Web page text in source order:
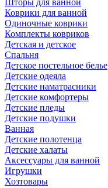
Шторы для ванной
Коврики для ванной
Одиночные коврики
Комплекты ковриков
Детская и детское
Спальня
Детское постельное белье
Детские одеяла
Детские наматрасники
Детские комфортеры
Детские пледы
Детские подушки
Ванная
Детские полотенца
Детские халаты
Аксессуары для ванной
Игрушки
Хозтовары